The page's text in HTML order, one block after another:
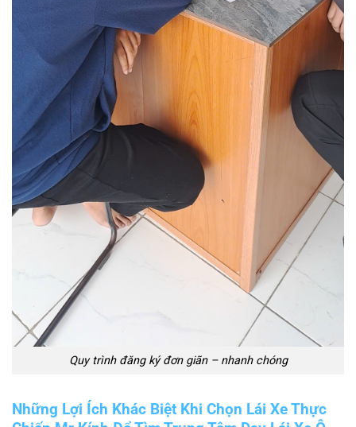
Quy trình đăng ký đơn giãn – nhanh chóng
Những Lợi Ích Khác Biệt Khi Chọn Lái Xe Thực